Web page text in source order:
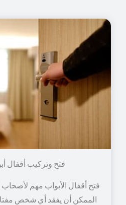
فتح وتركيب أقفال
فتح أقفال الأبواب مهم
الممكن أن يفقد أي شخص